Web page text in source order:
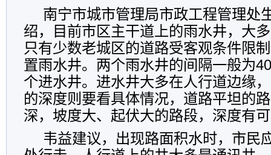
南宁市城市管理局市政工程管理处
绍，目前市区主干道上的雨水井，大
只有少数老城区的道路受客观条件限
置雨水井。两个雨水井的间隔一般为
个进水井。进水井大多在人行道边缘
的深度则要看具体情况，道路平坦的
深，坡度大、起伏大的路段，深度有
韦益建议，出现路面积水时，市民